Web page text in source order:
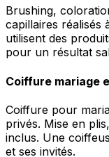
Brushing,
capillaires réalisés
utilisent des
pour un résultat
Coiffure mariage
Coiffure pour
privés. Mise en
inclus. Une
et ses invités.